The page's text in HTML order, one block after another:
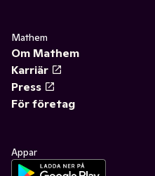
Mathem
Om Mathem
Karriär
Press
För företag
Appar